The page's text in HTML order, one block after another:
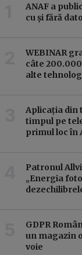
ANAF a
cu și fără
WEBINAR
câte
alte
Aplicația din
timpul pe
primul loc în
Patronul
„Energia
GDPR
un magazin
voie